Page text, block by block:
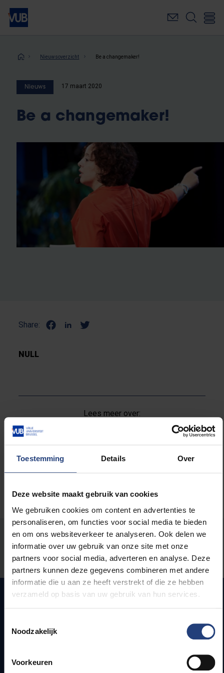
Toestemming Details Over
Deze website maakt gebruik van cookies
We gebruiken cookies om content en advertenties te
personaliseren, om functies voor social media te bieden
en om ons websiteverkeer te analyseren. Ook delen we
informatie over uw gebruik van onze site met onze
partners voor social media, adverteren en analyse. Deze
partners kunnen deze gegevens combineren met andere
informatie die u aan ze heeft verstrekt of die ze hebben
verzameld op basis van uw gebruik van hun services.
Noodzakelijk
Voorkeuren
Overslaan
naar
inhoudKruimelpad
Nieuwsoverzicht Be a changemaker!
Nieuws 17 maart 2020
Be a changemaker!
Share:
NULL
Lees meer over:
Stond er een fout op deze pagina?
Laat het ons weten
Lesroosters